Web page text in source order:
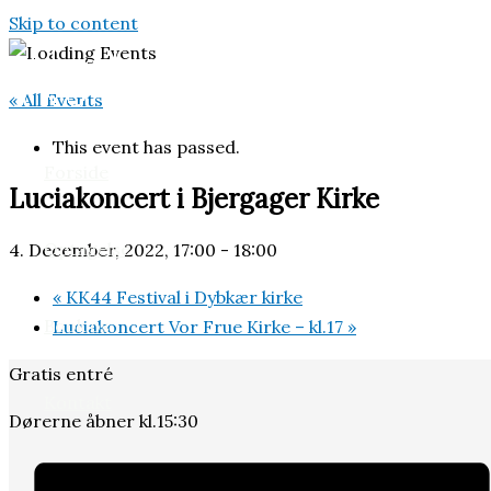
Skip to content
Optagelse
Book os
« All Events
This event has passed.
Luciakoncert i Bjergager Kirke
4. December, 2022, 17:00 - 18:00
« KK44 Festival i Dybkær kirke
Luciakoncert Vor Frue Kirke – kl.17 »
Gratis entré
Dørerne åbner kl.15:30